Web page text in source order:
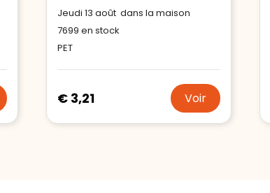
Jeudi 13 août dans la maison
7699 en stock
PET
€ 3,21 Voir